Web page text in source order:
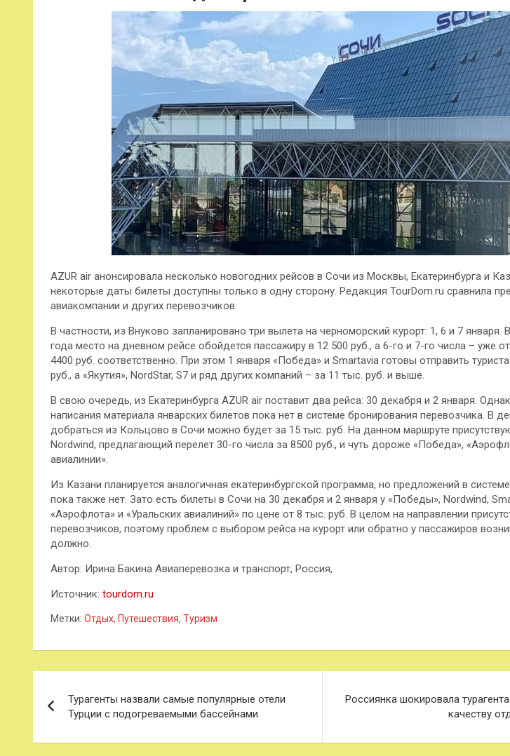
AZUR air анонсировала несколько новогодних рейсов в Сочи из Москвы, Екатеринбурга и
некоторые даты билеты доступны только в одну сторону. Редакция TourDom.ru сравнила
авиакомпании и других перевозчиков.
В частности, из Внуково запланировано три вылета на черноморский курорт: 1, 6 и 7 января.
года место на дневном рейсе обойдется пассажиру в 12 500 руб., а 6-го и 7-го числа – уже
4400 руб. соответственно. При этом 1 января «Победа» и Smartavia готовы отправить
руб., а «Якутия», NordStar, S7 и ряд других компаний – за 11 тыс. руб. и выше.
В свою очередь, из Екатеринбурга AZUR air поставит два рейса: 30 декабря и 2 января.
написания материала январских билетов пока нет в системе бронирования перевозчика. В
добраться из Кольцово в Сочи можно будет за 15 тыс. руб. На данном маршруте
Nordwind, предлагающий перелет 30-го числа за 8500 руб., и чуть дороже «Победа»,
авиалинии».
Из Казани планируется аналогичная екатеринбургской программа, но предложений в
пока также нет. Зато есть билеты в Сочи на 30 декабря и 2 января у «Победы», Nordwind,
«Аэрофлота» и «Уральских авиалиний» по цене от 8 тыс. руб. В целом на направлении
перевозчиков, поэтому проблем с выбором рейса на курорт или обратно у пассажиров
должно.
Автор: Ирина Бакина Авиаперевозка и транспорт, Россия,
Источник: tourdom.ru
Метки: Отдых, Путешествия, Туризм
по
записям
Турагенты назвали самые популярные отели
Турции с подогреваемыми бассейнами
Россиянка шокировала
качеству